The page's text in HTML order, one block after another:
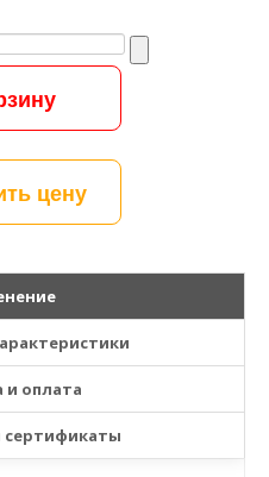
цену
и оплата
сертификаты